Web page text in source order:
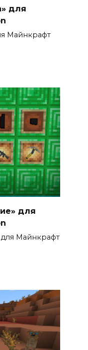
для
Майнкрафт
для
Майнкрафт